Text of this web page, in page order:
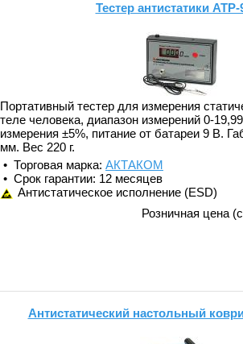
Тестер антистатики АТР-
Портативный тестер для измерения
теле человека, диапазон измерений 0-
измерения ±5%, питание от батареи 9 В.
мм. Вес 220 г.
• Торговая марка: АКТАКОМ
• Срок гарантии: 12 месяцев
Антистатическое исполнение (ESD)
Розничная цена
Антистатический настольный